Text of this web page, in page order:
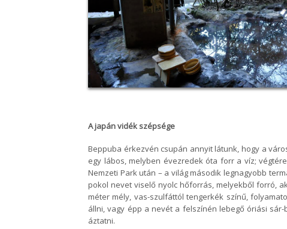
A japán vidék szépsége
Beppuba érkezvén csupán annyit látunk, hogy a
egy lábos, melyben évezredek óta forr a víz;
Nemzeti Park után – a világmásodik legnagyobb
pokol nevet viselő nyolc hőforrás, melyekből forró,
méter mély, vas-szulfáttól tengerkék színű,
állni, vagy épp anevét a felszínén lebegő óriási
áztatni.